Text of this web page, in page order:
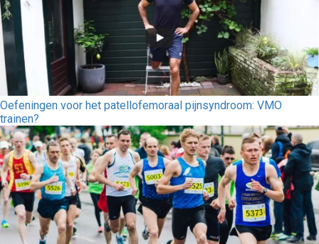
Oefeningen voor het patellofemoraal pijnsyndroom: VMO
trainen?